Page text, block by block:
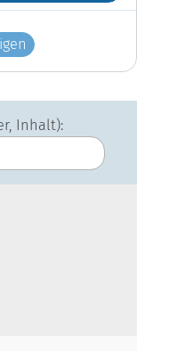
Inhalt):